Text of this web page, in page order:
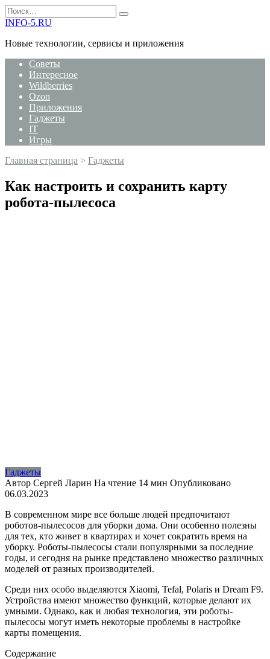
Перейти
к
Search
for:
INFO-5.RU
Новые технологии, сервисы и приложения
Советы
Интересное
Wildberries
Ozon
Приложения
Гаджеты
IT
Игры
Главная страница > Гаджеты
Как настроить и сохранить карту
робота-пылесоса
Гаджеты
Автор Сергей Ларин На чтение 14 мин Опубликовано
06.03.2023
В современном мире все больше людей предпочитают
роботов-пылесосов для уборки дома. Они особенно полезны
для тех, кто живет в квартирах и хочет сократить время на
уборку. Роботы-пылесосы стали популярными за последние
годы, и сегодня на рынке представлено множество различных
моделей от разных производителей.
Среди них особо выделяются Xiaomi, Tefal, Polaris и Dream F9.
Устройства имеют множество функций, которые делают их
умными. Однако, как и любая технология, эти роботы-
пылесосы могут иметь некоторые проблемы в настройке
карты помещения.
Содержание